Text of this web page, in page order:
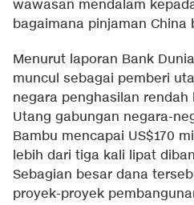
wawasan mendalam
bagaimana pinjaman China
Menurut laporan Bank
muncul sebagai pemberi
negara penghasilan rendah
Utang gabungan negara-
Bambu mencapai US$170
lebih dari tiga kali lipat
Sebagian besar dana
proyek-proyek